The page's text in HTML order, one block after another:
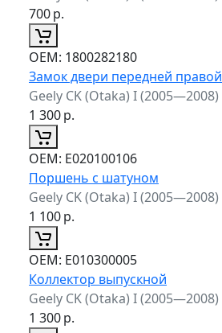
700р.
ОЕМ: 1800282180
Замок двери передней правой
Geely CK (Otaka) I (2005—2008)
1 300р.
ОЕМ: E020100106
Поршень с шатуном
Geely CK (Otaka) I (2005—2008)
1 100р.
ОЕМ: E010300005
Коллектор выпускной
Geely CK (Otaka) I (2005—2008)
1 300р.